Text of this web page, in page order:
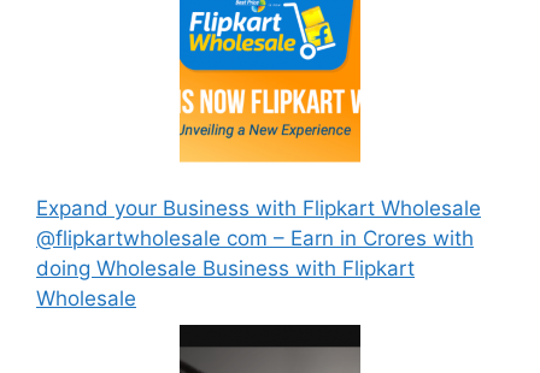
Expand your Business with Flipkart Wholesale
@flipkartwholesale com – Earn in Crores with
doing Wholesale Business with Flipkart
Wholesale